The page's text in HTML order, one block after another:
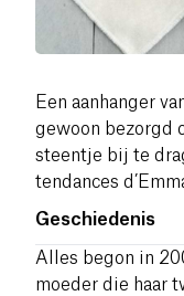
Een aanhanger
gewoon bezorgd
steentje bij te
tendances
Geschiedenis
Alles begon in
moeder die haar